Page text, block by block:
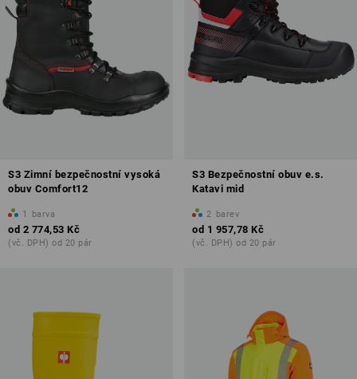
S3 Zimní bezpečnostní vysoká
obuv Comfort12
1 barva
od 2 774,53 Kč
(vč. DPH) od 20 pár
S3 Bezpečnostní obuv e.s.
Katavi mid
2 barev
od 1 957,78 Kč
(vč. DPH) od 20 pár